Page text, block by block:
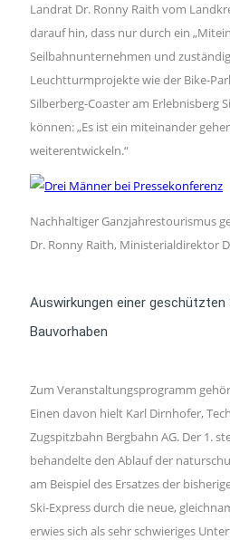
Landrat Dr. Ronny Raith vom
darauf hin, dass nur durch ein
Seilbahnunternehmen und
Leuchtturmprojekte wie der Bike-
Silberberg-Coaster am Erlebnisberg
können: „Es ist ein miteinander
weiterentwickeln.“
Nachhaltiger Ganzjahrestourismus
Dr. Ronny Raith, Ministerialdirektor
Auswirkungen einer
Bauvorhaben
Zum Veranstaltungsprogramm
Einen davon hielt Karl Dirnhofer,
Zugspitzbahn Bergbahn AG. Der 1.
behandelte den Ablauf der
am Beispiel des Ersatzes der
Ski-Express durch die neue,
erwies sich als sehr schwieriges